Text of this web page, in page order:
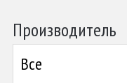
Производитель
Все